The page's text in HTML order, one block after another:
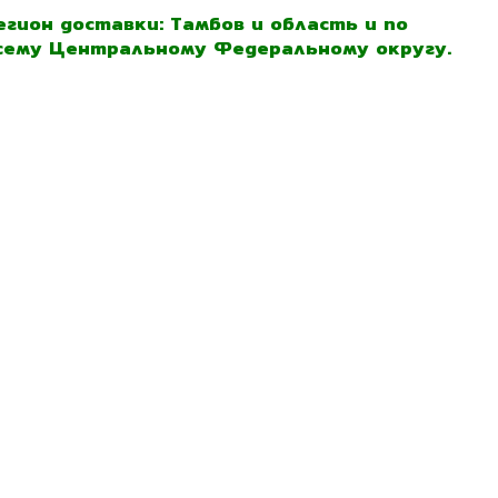
доставки: Тамбов и область и по
Центральному Федеральному округу.